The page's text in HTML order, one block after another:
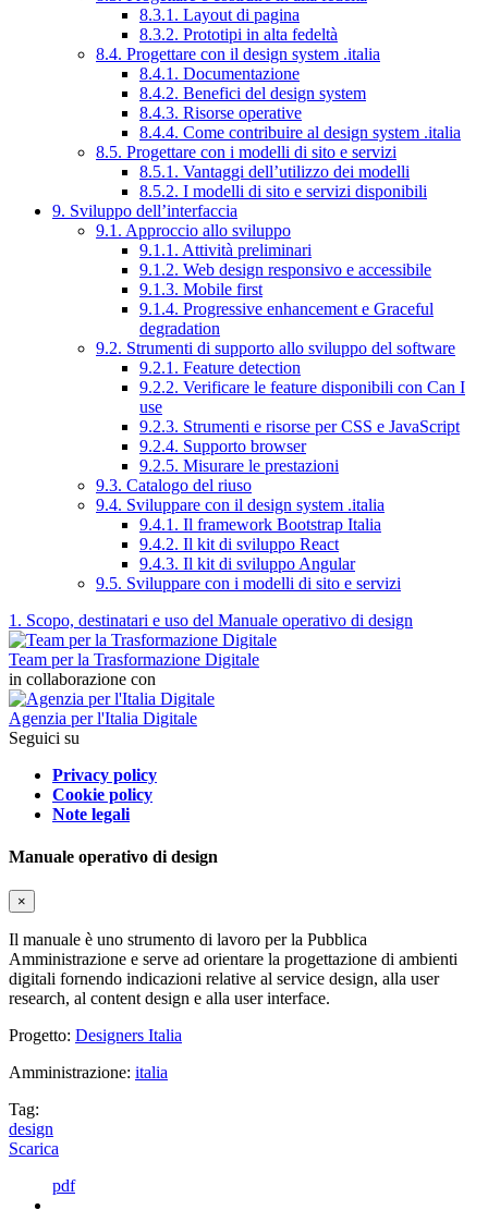
8.3.1. Layout di pagina
8.3.2. Prototipi in alta fedeltà
8.4. Progettare con il design system .italia
8.4.1. Documentazione
8.4.2. Benefici del design system
8.4.3. Risorse operative
8.4.4. Come contribuire al design system .italia
8.5. Progettare con i modelli di sito e servizi
8.5.1. Vantaggi dell’utilizzo dei modelli
8.5.2. I modelli di sito e servizi disponibili
9. Sviluppo dell’interfaccia
9.1. Approccio allo sviluppo
9.1.1. Attività preliminari
9.1.2. Web design responsivo e accessibile
9.1.3. Mobile first
9.1.4. Progressive enhancement e Graceful
degradation
9.2. Strumenti di supporto allo sviluppo del software
9.2.1. Feature detection
9.2.2. Verificare le feature disponibili con Can I
use
9.2.3. Strumenti e risorse per CSS e JavaScript
9.2.4. Supporto browser
9.2.5. Misurare le prestazioni
9.3. Catalogo del riuso
9.4. Sviluppare con il design system .italia
9.4.1. Il framework Bootstrap Italia
9.4.2. Il kit di sviluppo React
9.4.3. Il kit di sviluppo Angular
9.5. Sviluppare con i modelli di sito e servizi
1. Scopo, destinatari e uso del Manuale operativo di design
Team per la Trasformazione Digitale
in collaborazione con
Agenzia per l'Italia Digitale
Seguici su
Privacy policy
Cookie policy
Note legali
Manuale operativo di design
×
Il manuale è uno strumento di lavoro per la Pubblica
Amministrazione e serve ad orientare la progettazione di ambienti
digitali fornendo indicazioni relative al service design, alla user
research, al content design e alla user interface.
Progetto: Designers Italia
Amministrazione: italia
Tag:
design
Scarica
pdf